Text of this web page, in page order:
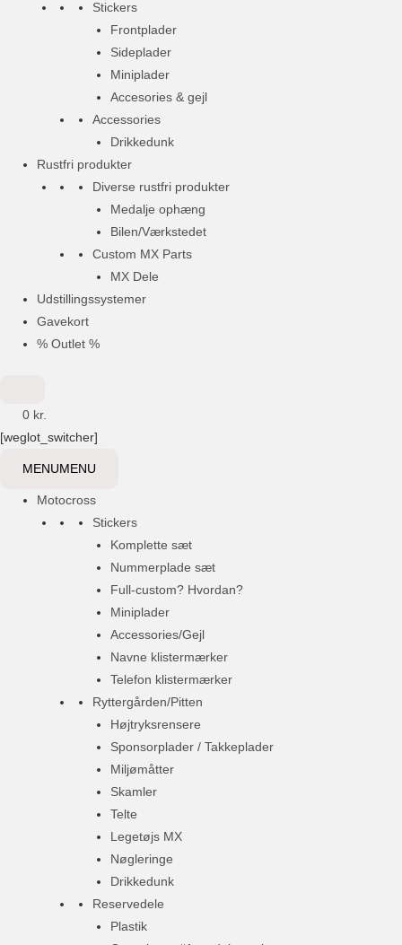
Stickers
Frontplader
Sideplader
Miniplader
Accesories & gejl
Accessories
Drikkedunk
Rustfri produkter
Diverse rustfri produkter
Medalje ophæng
Bilen/Værkstedet
Custom MX Parts
MX Dele
Udstillingssystemer
Gavekort
% Outlet %
0 kr.
[weglot_switcher]
MENU MENU
Motocross
Stickers
Komplette sæt
Nummerplade sæt
Full-custom? Hvordan?
Miniplader
Accessories/Gejl
Navne klistermærker
Telefon klistermærker
Ryttergården/Pitten
Højtryksrensere
Sponsorplader / Takkeplader
Miljømåtter
Skamler
Telte
Legetøjs MX
Nøgleringe
Drikkedunk
Reservedele
Plastik